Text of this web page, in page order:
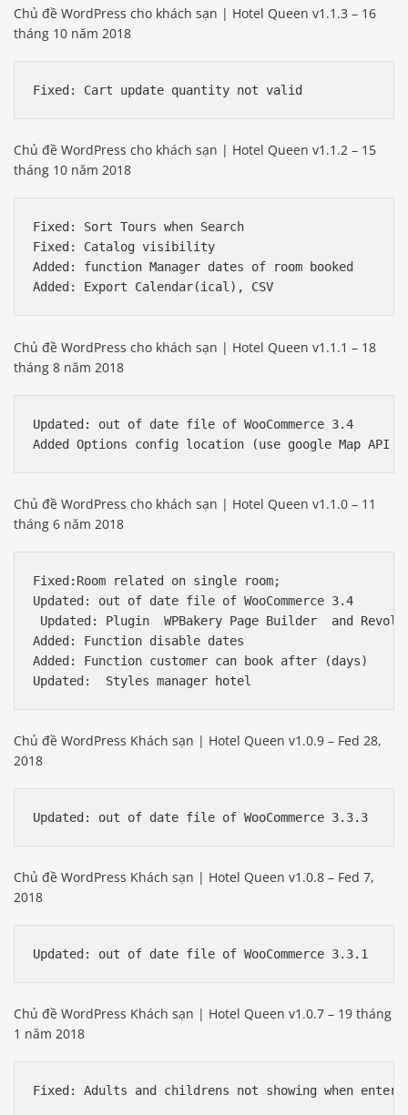
Chủ đề WordPress cho khách sạn | Hotel Queen v1.1.3 – 16
tháng 10 năm 2018
Chủ đề WordPress cho khách sạn | Hotel Queen v1.1.2 – 15
tháng 10 năm 2018
Fixed: Sort Tours when Search
Fixed: Catalog visibility
Added: function Manager dates of room booked
Chủ đề WordPress cho khách sạn | Hotel Queen v1.1.1 – 18
tháng 8 năm 2018
Updated: out of date file of WooCommerce 3.4
Chủ đề WordPress cho khách sạn | Hotel Queen v1.1.0 – 11
tháng 6 năm 2018
Fixed:Room related on single room;
Updated: out of date file of WooCommerce 3.4
Updated: Plugin  WPBakery Page Builder  and
Added: Function disable dates
Added: Function customer can book after (days)
Chủ đề WordPress Khách sạn | Hotel Queen v1.0.9 – Fed 28,
2018
Chủ đề WordPress Khách sạn | Hotel Queen v1.0.8 – Fed 7,
2018
Chủ đề WordPress Khách sạn | Hotel Queen v1.0.7 – 19 tháng
1 năm 2018